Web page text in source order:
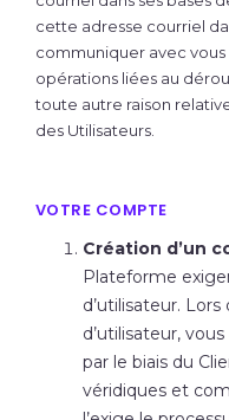
cette adresse courriel
communiquer avec vous
opérations liées au
toute autre raison
des Utilisateurs.
VOTRE COMPTE
Création d’un
Plateforme
d’utilisateur.
d’utilisateur,
par le biais du
véridiques et